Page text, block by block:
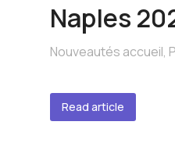
Naples
Nouveautés accueil,
Read article